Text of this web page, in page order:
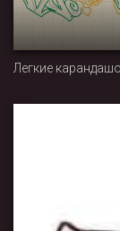
Легкие